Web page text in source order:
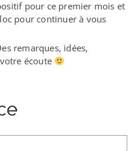
pour ce premier mois et
pour continuer à vous
remarques, idées,
écoute